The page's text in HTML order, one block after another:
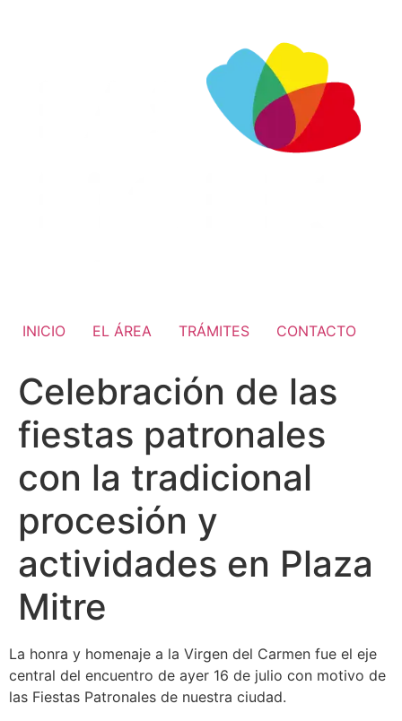
INICIO EL ÁREA TRÁMITES CONTACTO
Celebración de las
fiestas patronales
con la tradicional
procesión y
actividades en Plaza
Mitre
La honra y homenaje a la Virgen del Carmen fue el eje
central del encuentro de ayer 16 de julio con motivo de
las Fiestas Patronales de nuestra ciudad.